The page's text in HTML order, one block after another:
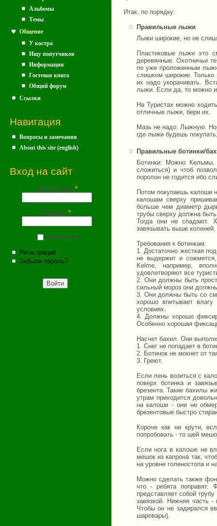
Альбомы
Темы
Общение
У костра
Ищу попутчиков
Информация
Гостевая книга
Общий форум
Ссылки
Навигация
Вопросы и замечания
About this site (english)
Вход на сайт
Имя (почта) *
Пароль *
Запомнить
Регистрация
Забыли пароль?
Итак, по порядку:
Правильные лыжи
Лыжи широкие, но не
Пластиковые лыжи это
деревянные. Охотничьи
по уже проложенным
слишком широкие.
их надо укорачивать.
лыжи. Если да, то можно и
На Туристах можно
отличные лыжи, бери их.
Мазь не надо. Лыжную. Но
где лыжи будешь
Правильные ботинки/
Ботинки: Можно Кельмы,
сложиться) и чтоб
поролон не годится ибо
Потом покупаешь калоши
калошам сверху
больше чем диаметр
трубы сверху должна
Тогда они не спадают.
завязывать выше
Требования к ботинкам:
1. Достаточно жесткая
не выдержит и
Kelme, например,
удовлетворяют все
2. Они должны быть
сильный мороз они
3. Они должны быть со
хорошо впитывает
условиях.
4. Должны хорошо
Особенно хорошая
Насчет бахил. Они
1. Снег не попадает в
2. Ботинок не мокнет от
3. Греют.
Если лень возиться с
поверх ботинка и
брезента. Такие бахилы
утрам приходится
на калоши - они не
брезентовые быстро
Короче как ни крути,
попробовать - то шей
Если нога в калоше не
мешок из капрона так,
на уровне голеностопа и
Можно сделать также
что - ребята поправят.
представляет собой
завязкой. Нижняя часть -
Чтобы он не задирался
шаровары).